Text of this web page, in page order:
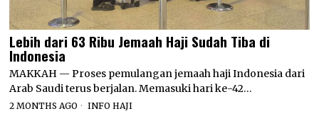
Lebih dari 63 Ribu Jemaah Haji Sudah Tiba di
Indonesia
MAKKAH — Proses pemulangan jemaah haji Indonesia dari
Arab Saudi terus berjalan. Memasuki hari ke-42…
2 MONTHS AGO INFO HAJI